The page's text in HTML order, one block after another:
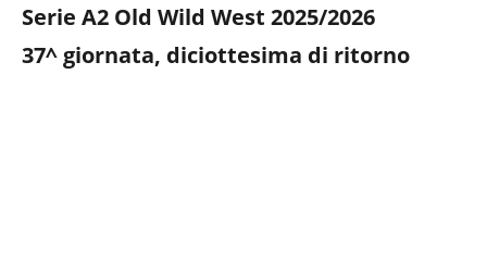
Serie A2 Old Wild West 2025/2026
37^ giornata, diciottesima di ritorno